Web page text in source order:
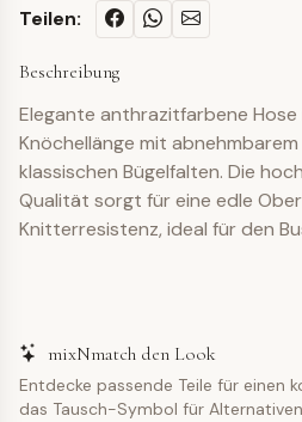
Teilen:
Beschreibung
Elegante anthrazitfarbene
Knöchellänge mit
klassischen Bügelfalten. Die
Qualität sorgt für eine edle
Knitterresistenz, ideal für den
mixNmatch den Look
Entdecke passende Teile für einen
das Tausch-Symbol für